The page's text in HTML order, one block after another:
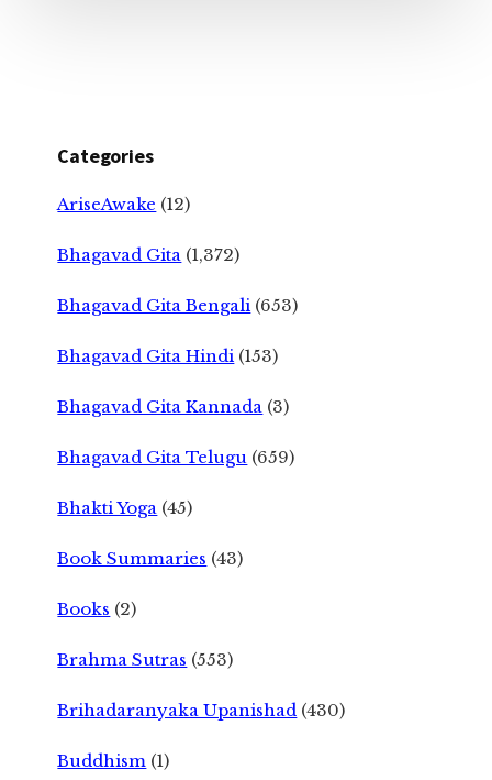
Categories
AriseAwake (12)
Bhagavad Gita (1,372)
Bhagavad Gita Bengali (653)
Bhagavad Gita Hindi (153)
Bhagavad Gita Kannada (3)
Bhagavad Gita Telugu (659)
Bhakti Yoga (45)
Book Summaries (43)
Books (2)
Brahma Sutras (553)
Brihadaranyaka Upanishad (430)
Buddhism (1)